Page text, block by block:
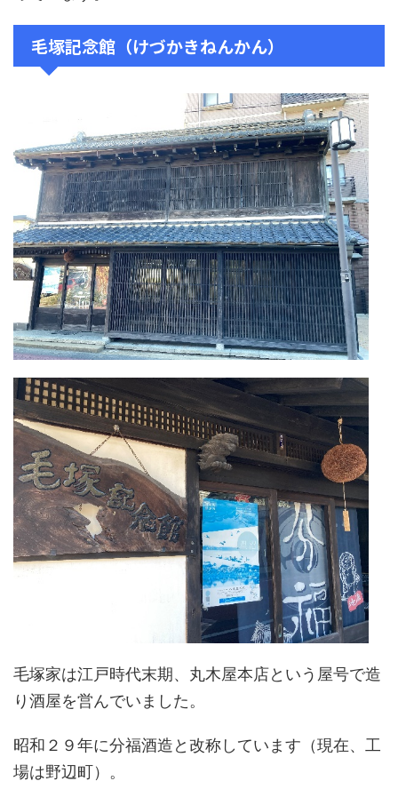
毛塚記念館（けづかきねんかん）
毛塚家は江戸時代末期、丸木屋本店という屋号で造
り酒屋を営んでいました。
昭和２９年に分福酒造と改称しています（現在、工
場は野辺町）。